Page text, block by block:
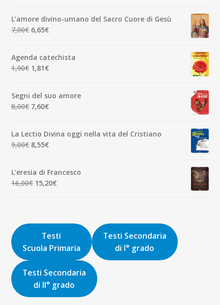
originale
era:
attuale
è:
L’amore divino-umano del Sacro Cuore di Gesù
7,00€ Il
era:
7,00€.
6,65€Il
è:
6,65€.
Agenda catechista
1,90€ Il
era:
1,90€.
1,81€Il
è:
1,81€.
Segni del suo amore
8,00€ Il
era:
8,00€.
7,60€Il
è:
7,60€.
La Lectio Divina oggi nella vita del Cristiano
9,00€ Il
era:
9,00€.
8,55€Il
è:
8,55€.
L'eresia di Francesco
16,00€ Il
16,00€.
15,20€Il
15,20€.
Testi
Scuola Primaria
Testi Secondaria
di I° grado
Testi Secondaria
di II° grado